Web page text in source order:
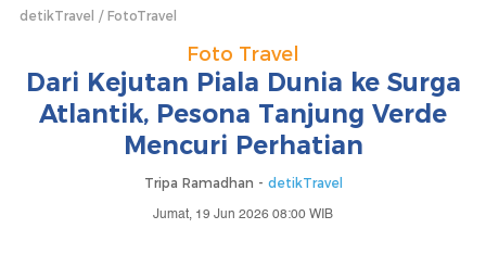
detikTravel FotoTravel
Foto Travel
Dari Kejutan Piala Dunia ke Surga
Atlantik, Pesona Tanjung Verde
Mencuri Perhatian
Tripa Ramadhan - detikTravel
Jumat, 19 Jun 2026 08:00 WIB